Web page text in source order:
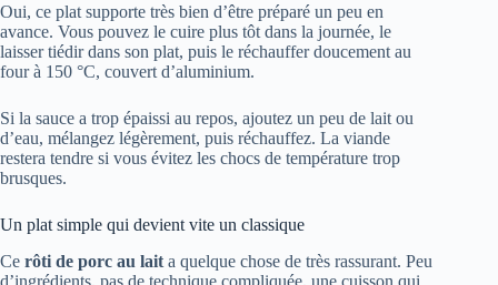
Oui, ce plat supporte très bien d’être préparé un peu en
avance. Vous pouvez le cuire plus tôt dans la journée, le
laisser tiédir dans son plat, puis le réchauffer doucement au
four à 150 °C, couvert d’aluminium.
Si la sauce a trop épaissi au repos, ajoutez un peu de lait ou
d’eau, mélangez légèrement, puis réchauffez. La viande
restera tendre si vous évitez les chocs de température trop
brusques.
Un plat simple qui devient vite un classique
Ce rôti de porc au lait a quelque chose de très rassurant. Peu
d’ingrédients, pas de technique compliquée, une cuisson qui